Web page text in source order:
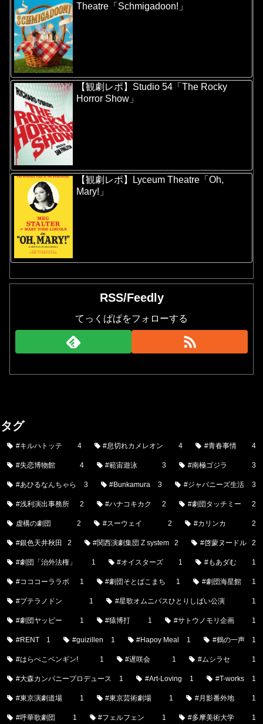
Theatre「Schmigadoon!」
【観劇レポ】Studio 54「The Rocky
Horror Show」
【観劇レポ】Lyceum Theatre「Oh,
Mary!」
RSS/Feedly
てっくぱぱをフォローする
タグ
#キルハトッテ 4 #息切れカメレオン 4 #青春事情 4
#失恋博物館 4 #範宙遊泳 3 #南極ゴジラ 3
#あひるなんちゃら 3 #Bunkamura 3 #ジャパニーズ生活 3
#浅利演出事務所 2 #ハナコキカク 2 #劇団タッチミー 2
虚構の劇団 2 #スーウェイ 2 #カリンカ 2
#銀色天井秋田 2 #関西演劇集団 Z system 2 #啓蒙ヌードル 2
#劇団「治外法権」 1 #オイスターズ 1 #もあダむ 1
#コココーララボ 1 #劇団そとばこまち 1 #劇団海星館 1
#プテラノドン 1 #星歌オムニバスひとりしばい公演 1
#劇団ヤッピー 1 #猿博打 1 #サトウノモリ企画 1
#RENT 1 #guizillen 1 #Hapoy Meal 1 #鶴の一声 1
#はらぺこペンギン! 1 #遅咲会 1 #ムシラセ 1
#大森カンパニープロデュース 1 #Art-Loving 1 #T-works 1
#東京演劇道場 1 #東京芸術劇場 1 #月影番外地 1
#呼華歌劇団 1 #フェルフェン 1 #多摩美術大学 1